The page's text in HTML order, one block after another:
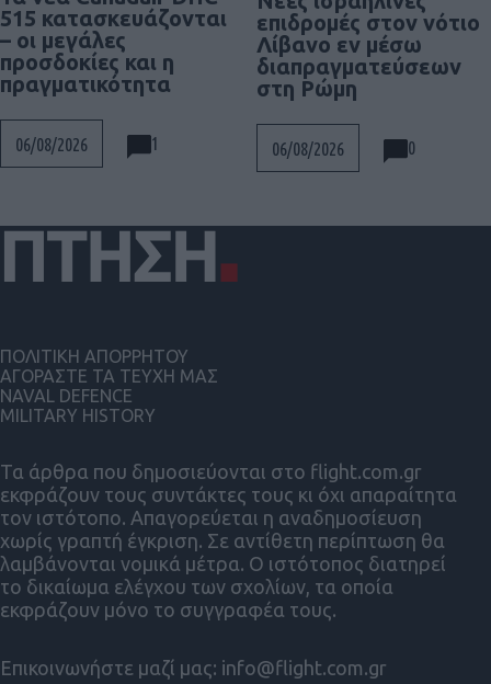
515 κατασκευάζονται
– οι μεγάλες
προσδοκίες και η
πραγματικότητα
06/08/2026 1
επιδρομές στον νότιο
Λίβανο εν μέσω
διαπραγματεύσεων
στη Ρώμη
06/08/2026 0
Τα άρθρα που δημοσιεύονται στο flight.com.gr
εκφράζουν τους συντάκτες τους κι όχι απαραίτητα
τον ιστότοπο. Απαγορεύεται η αναδημοσίευση
χωρίς γραπτή έγκριση. Σε αντίθετη περίπτωση θα
λαμβάνονται νομικά μέτρα. Ο ιστότοπος διατηρεί
το δικαίωμα ελέγχου των σχολίων, τα οποία
εκφράζουν μόνο το συγγραφέα τους.
Επικοινωνήστε μαζί μας: info@flight.com.gr
ΠΟΛΙΤΙΚΗ ΑΠΟΡΡΗΤΟΥ
ΑΓΟΡΑΣΤΕ ΤΑ ΤΕΥΧΗ ΜΑΣ
NAVAL DEFENCE
MILITARY HISTORY